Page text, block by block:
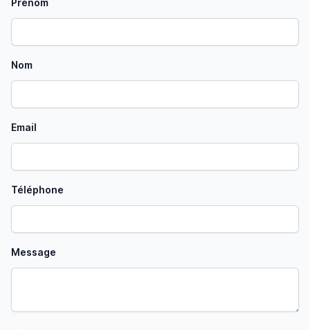
Prénom
Nom
Email
Téléphone
Message